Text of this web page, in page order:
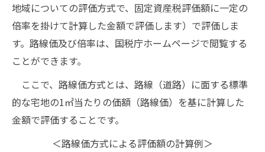
地域についての評価方式で、固定資産税評価額に一定の
倍率を掛けて計算した金額で評価します）で評価しま
す。路線価及び倍率は、国税庁ホームページで閲覧する
ことができます。
ここで、路線価方式とは、路線（道路）に面する標準
的な宅地の1㎡当たりの価額（路線価）を基に計算した
金額で評価することです。
＜路線価方式による評価額の計算例＞